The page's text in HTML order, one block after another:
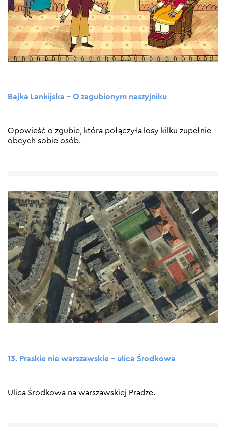
Bajka Lankijska – O zagubionym naszyjniku
Opowieść o zgubie, która połączyła losy kilku zupełnie
obcych sobie osób.
13. Praskie nie warszawskie – ulica Środkowa
Ulica Środkowa na warszawskiej Pradze.